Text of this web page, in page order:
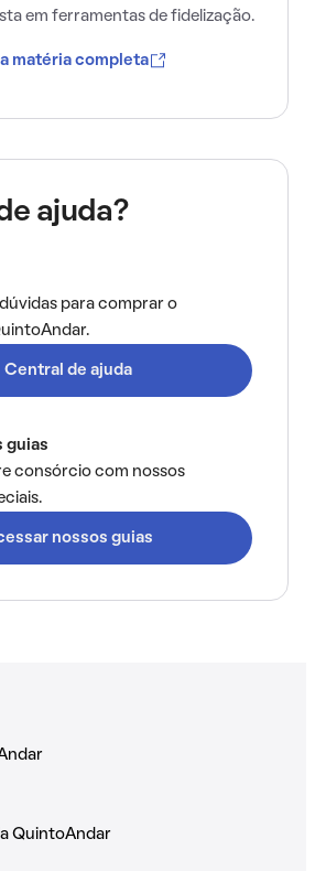
em ferramentas de fidelização.
a matéria completa
ajuda?
dúvidas para comprar o
Central de ajuda
guias
consórcio com nossos
nossos guias
QuintoAndar